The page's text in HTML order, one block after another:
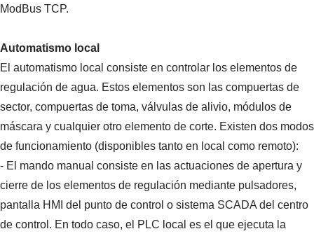
ModBus TCP.
Automatismo local
El automatismo local consiste en controlar los elementos de
regulación de agua. Estos elementos son las compuertas de
sector, compuertas de toma, válvulas de alivio, módulos de
máscara y cualquier otro elemento de corte. Existen dos modos
de funcionamiento (disponibles tanto en local como remoto):
- El mando manual consiste en las actuaciones de apertura y
cierre de los elementos de regulación mediante pulsadores,
pantalla HMI del punto de control o sistema SCADA del centro
de control. En todo caso, el PLC local es el que ejecuta la